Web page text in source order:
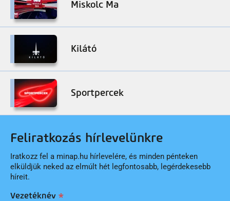
Miskolc Ma
Kilátó
Sportpercek
Feliratkozás hírlevelünkre
Iratkozz fel a minap.hu hírlevelére, és minden pénteken
elküldjük neked az elmúlt hét legfontosabb, legérdekesebb
híreit.
Vezetéknév